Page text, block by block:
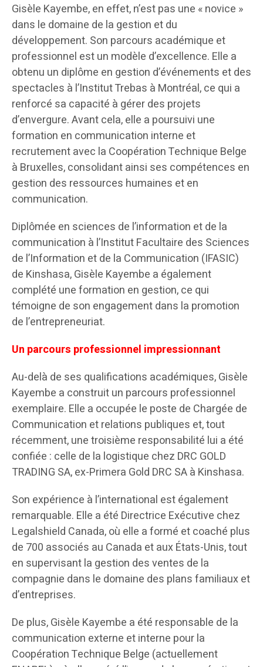
Gisèle Kayembe, en effet, n’est pas une « novice »
dans le domaine de la gestion et du
développement. Son parcours académique et
professionnel est un modèle d’excellence. Elle a
obtenu un diplôme en gestion d’événements et des
spectacles à l’Institut Trebas à Montréal, ce qui a
renforcé sa capacité à gérer des projets
d’envergure. Avant cela, elle a poursuivi une
formation en communication interne et
recrutement avec la Coopération Technique Belge
à Bruxelles, consolidant ainsi ses compétences en
gestion des ressources humaines et en
communication.
Diplômée en sciences de l’information et de la
communication à l’Institut Facultaire des Sciences
de l’Information et de la Communication (IFASIC)
de Kinshasa, Gisèle Kayembe a également
complété une formation en gestion, ce qui
témoigne de son engagement dans la promotion
de l’entrepreneuriat.
Un parcours professionnel impressionnant
Au-delà de ses qualifications académiques, Gisèle
Kayembe a construit un parcours professionnel
exemplaire. Elle a occupée le poste de Chargée de
Communication et relations publiques et, tout
récemment, une troisième responsabilité lui a été
confiée : celle de la logistique chez DRC GOLD
TRADING SA, ex-Primera Gold DRC SA à Kinshasa.
Son expérience à l’international est également
remarquable. Elle a été Directrice Exécutive chez
Legalshield Canada, où elle a formé et coaché plus
de 700 associés au Canada et aux États-Unis, tout
en supervisant la gestion des ventes de la
compagnie dans le domaine des plans familiaux et
d’entreprises.
De plus, Gisèle Kayembe a été responsable de la
communication externe et interne pour la
Coopération Technique Belge (actuellement